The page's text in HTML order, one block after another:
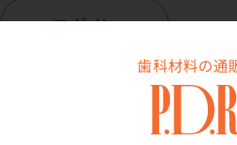
歯科材料の通
ログイン
商品番号：
在庫：○